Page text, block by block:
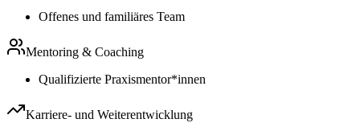
Offenes und familiäres Team
Mentoring & Coaching
Qualifizierte Praxismentor*innen
Karriere- und Weiterentwicklung